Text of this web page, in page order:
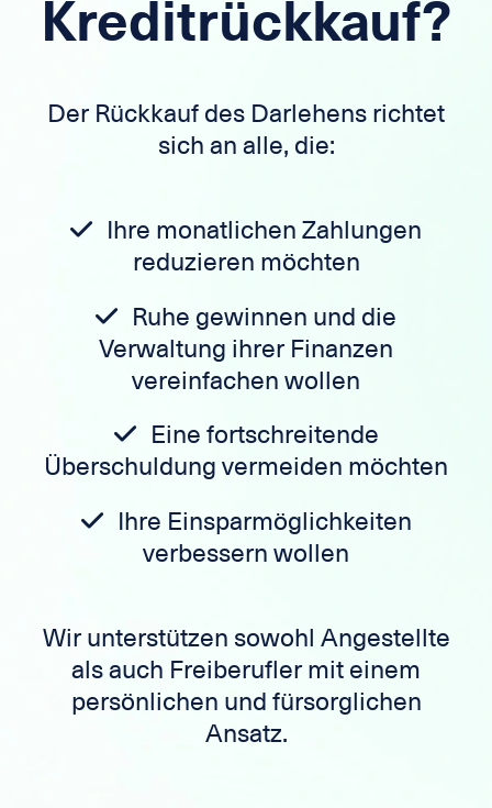
Kreditrückkauf?
Der Rückkauf des Darlehens richtet
sich an alle, die:
Ihre monatlichen Zahlungen
reduzieren möchten
Ruhe gewinnen und die
Verwaltung ihrer Finanzen
vereinfachen wollen
Eine fortschreitende
Überschuldung vermeiden möchten
Ihre Einsparmöglichkeiten
verbessern wollen
Wir unterstützen sowohl Angestellte
als auch Freiberufler mit einem
persönlichen und fürsorglichen
Ansatz.